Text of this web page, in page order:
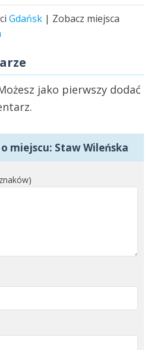
Gdańsk | Zobacz miejsca
jako pierwszy dodać
miejscu: Staw Wileńska